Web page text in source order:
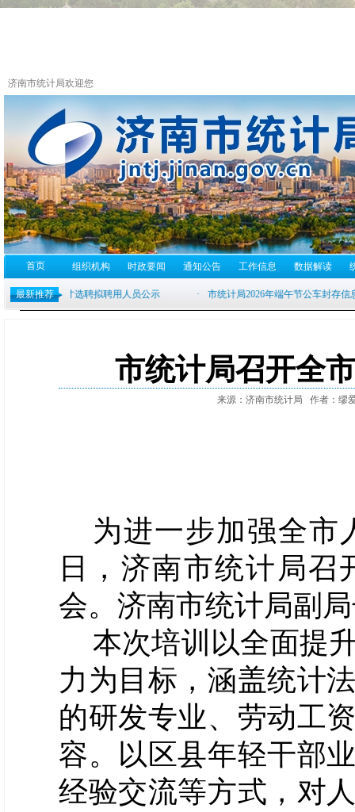
济南市统计局欢迎您
首页 组织机构 时政要闻 通知公告 工作信息 数据解读
最新推荐
市统计局召开全
来源：济南市统计局 作者：缪
为进一步加强全市
日，济南市统计局
会。济南市统计局副
本次培训以全面提
力为目标，涵盖统计
的研发专业、劳动工
容。以区县年轻干部
经验交流等方式，对